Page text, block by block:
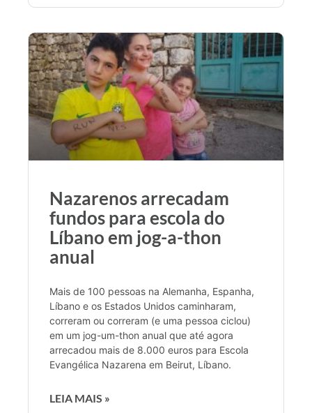
Nazarenos arrecadam
fundos para escola do
Líbano em jog-a-thon
anual
Mais de 100 pessoas na Alemanha, Espanha,
Líbano e os Estados Unidos caminharam,
correram ou correram (e uma pessoa ciclou)
em um jog-um-thon anual que até agora
arrecadou mais de 8.000 euros para Escola
Evangélica Nazarena em Beirut, Líbano.
LEIA MAIS »